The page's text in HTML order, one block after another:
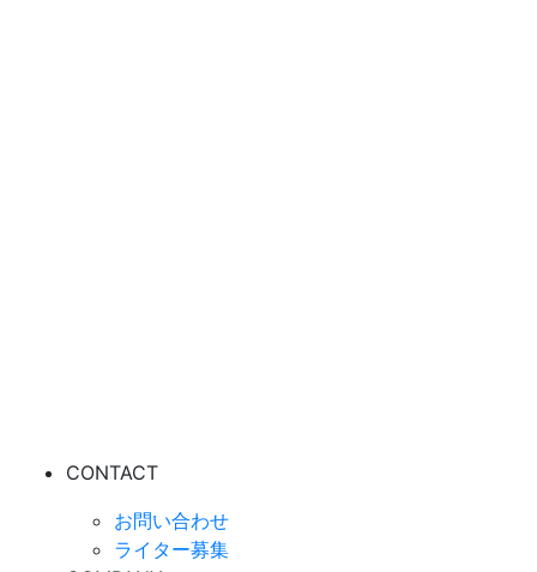
CONTACT
お問い合わせ
ライター募集